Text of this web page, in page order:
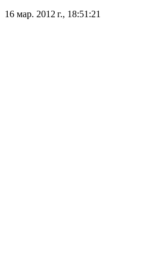
16 мар. 2012 г., 18:51:21